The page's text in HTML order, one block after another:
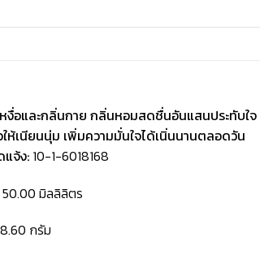
หงื่อและกลิ่นกาย กลิ่นหอมสดชื่นอันแสนประทับใจ
ห้เนียนนุ่ม เพิ่มความมั่นใจได้เนิ่นนานตลอดวัน
แจ้ง: 10-1-6018168
50.00 มิลลิลิตร
กรัม